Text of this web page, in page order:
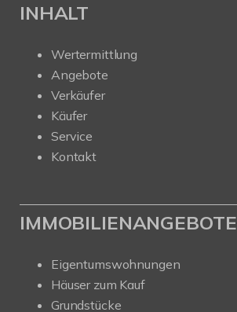
INHALT
Wertermittlung
Angebote
Verkäufer
Käufer
Service
Kontakt
IMMOBILIENANGEBOTE
Eigentumswohnungen
Häuser zum Kauf
Grundstücke